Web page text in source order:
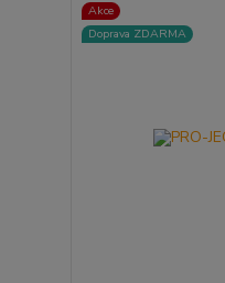
Akce
Doprava ZDARMA